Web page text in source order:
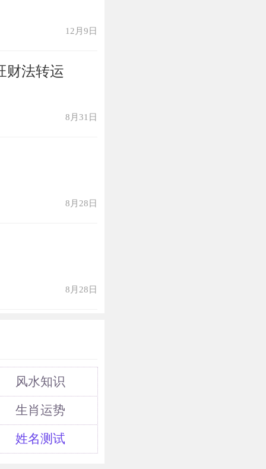
12月9日
财法转运
8月31日
8月28日
8月28日
风水知识
生肖运势
姓名测试